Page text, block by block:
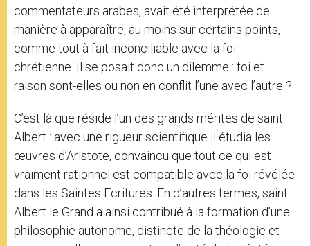
commentateurs arabes, avait été interprétée de
manière à apparaître, au moins sur certains points,
comme tout à fait inconciliable avec la foi
chrétienne. Il se posait donc un dilemme : foi et
raison sont-elles ou non en conflit l’une avec l’autre ?
C’est là que réside l’un des grands mérites de saint
Albert : avec une rigueur scientifique il étudia les
œuvres d’Aristote, convaincu que tout ce qui est
vraiment rationnel est compatible avec la foi révélée
dans les Saintes Ecritures. En d’autres termes, saint
Albert le Grand a ainsi contribué à la formation d’une
philosophie autonome, distincte de la théologie et